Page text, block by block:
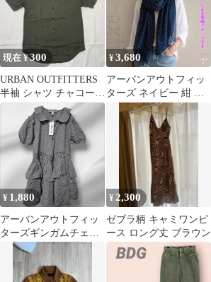
現在 ¥300
URBAN OUTFITTERS
半袖 シャツ チャコール
グレー 黒灰 XS
¥3,680
アーバンアウトフィッ
ターズ ネイビー 紺 ド
ット 水玉 大判 ストー
ル スカーフ
¥ 1,880
アーバンアウトフィッ
ターズギンガムチェッ
ク ミニワンピース丸襟
¥ 2,300
ゼブラ柄 キャミワンピ
ース ロング丈 ブラウン